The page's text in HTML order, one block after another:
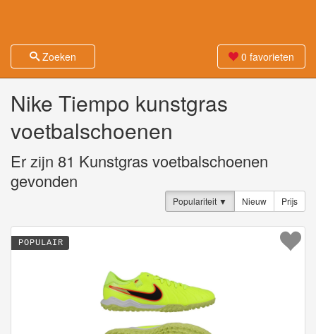
0 favorieten
Zoeken
Nike Tiempo kunstgras
voetbalschoenen
Er zijn 81 Kunstgras voetbalschoenen
gevonden
Populariteit Nieuw Prijs
POPULAIR